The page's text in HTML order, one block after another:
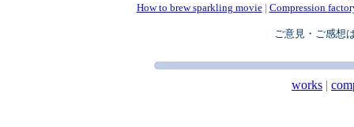
How to brew sparkling movie| Compression
ご意見・ご感想
works |